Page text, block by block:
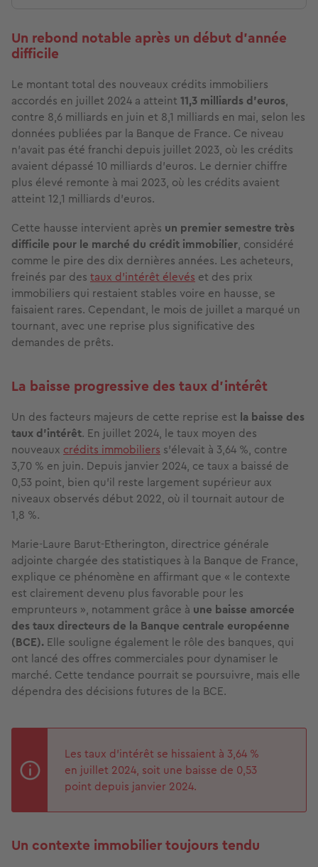
Un rebond notable après un début d'année
difficile
Le montant total des nouveaux crédits immobiliers
accordés en juillet 2024 a atteint 11,3 milliards d'euros,
contre 8,6 milliards en juin et 8,1 milliards en mai, selon les
données publiées par la Banque de France. Ce niveau
n'avait pas été franchi depuis juillet 2023, où les crédits
avaient dépassé 10 milliards d’euros. Le dernier chiffre
plus élevé remonte à mai 2023, où les crédits avaient
atteint 12,1 milliards d’euros.
Cette hausse intervient après un premier semestre très
difficile pour le marché du crédit immobilier, considéré
comme le pire des dix dernières années. Les acheteurs,
freinés par des taux d’intérêt élevés et des prix
immobiliers qui restaient stables voire en hausse, se
faisaient rares. Cependant, le mois de juillet a marqué un
tournant, avec une reprise plus significative des
demandes de prêts.
La baisse progressive des taux d'intérêt
Un des facteurs majeurs de cette reprise est la baisse des
taux d’intérêt. En juillet 2024, le taux moyen des
nouveaux crédits immobiliers s’élevait à 3,64 %, contre
3,70 % en juin. Depuis janvier 2024, ce taux a baissé de
0,53 point, bien qu'il reste largement supérieur aux
niveaux observés début 2022, où il tournait autour de
1,8 %.
Marie-Laure Barut-Etherington, directrice générale
adjointe chargée des statistiques à la Banque de France,
explique ce phénomène en affirmant que « le contexte
est clairement devenu plus favorable pour les
emprunteurs », notamment grâce à une baisse amorcée
des taux directeurs de la Banque centrale européenne
(BCE). Elle souligne également le rôle des banques, qui
ont lancé des offres commerciales pour dynamiser le
marché. Cette tendance pourrait se poursuivre, mais elle
dépendra des décisions futures de la BCE.
Les taux d’intérêt se hissaient à 3,64 %
en juillet 2024, soit une baisse de 0,53
point depuis janvier 2024.
Un contexte immobilier toujours tendu